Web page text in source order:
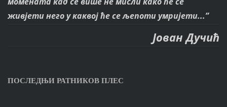
живјети него у каквој ће се љепоти умријети...”
Јован Дучић
ПОСЛЕДЊИ РАТНИКОВ ПЛЕС